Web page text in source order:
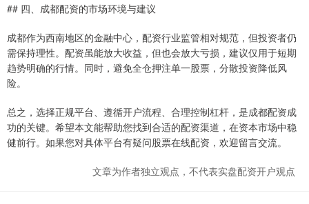
## 四、成都配资的市场环境与建议
成都作为西南地区的金融中心，配资行业监管相对规范，但投资者仍
需保持理性。配资虽能放大收益，但也会放大亏损，建议仅用于短期
趋势明确的行情。同时，避免全仓押注单一股票，分散投资降低风
险。
总之，选择正规平台、遵循开户流程、合理控制杠杆，是成都配资成
功的关键。希望本文能帮助您找到合适的配资渠道，在资本市场中稳
健前行。如果您对具体平台有疑问股票在线配资，欢迎留言交流。
文章为作者独立观点，不代表实盘配资开户观点